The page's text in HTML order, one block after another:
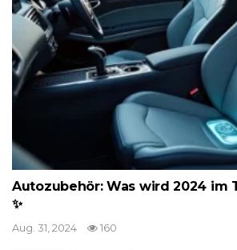
Autozubehör: Was wird 2024 im
✨
Aug. 31, 2024 160